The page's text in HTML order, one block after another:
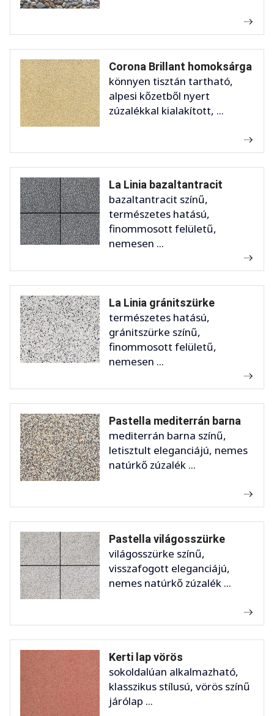
Corona Brillant homoksárga
könnyen tisztán tartható,
alpesi kőzetből nyert
zúzalékkal kialakított, ...
La Linia bazaltantracit
bazaltantracit színű,
természetes hatású,
finommosott felületű,
nemesen ...
La Linia gránitszürke
természetes hatású,
gránitszürke színű,
finommosott felületű,
nemesen ...
Pastella mediterrán barna
mediterrán barna színű,
letisztult eleganciájú, nemes
natúrkő zúzalék ...
Pastella világosszürke
világosszürke színű,
visszafogott eleganciájú,
nemes natúrkő zúzalék ...
Kerti lap vörös
sokoldalúan alkalmazható,
klasszikus stílusú, vörös színű
járólap ...